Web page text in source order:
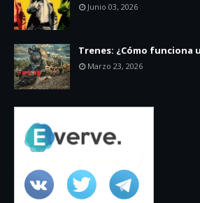
Junio 03, 2026
Trenes: ¿Cómo funciona
Marzo 23, 2026